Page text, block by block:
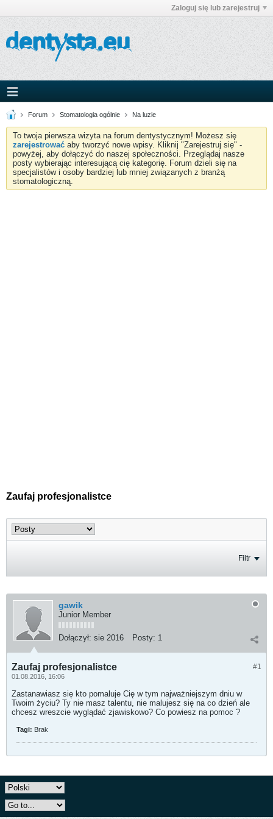
Zaloguj się lub zarejestruj
Forum Stomatologia ogólnie Na luzie
To twoja pierwsza wizyta na forum dentystycznym! Możesz się
zarejestrować aby tworzyć nowe wpisy. Kliknij "Zarejestruj się" -
powyżej, aby dołączyć do naszej społeczności. Przeglądaj nasze
posty wybierając interesującą cię kategorię. Forum dzieli się na
specjalistów i osoby bardziej lub mniej związanych z branżą
stomatologiczną.
Zaufaj profesjonalistce
Filtr
gawik
Junior Member
Dołączył: sie 2016 Posty: 1
#1
Zaufaj profesjonalistce
01.08.2016, 16:06
Zastanawiasz się kto pomaluje Cię w tym najważniejszym dniu w
Twoim życiu? Ty nie masz talentu, nie malujesz się na co dzień ale
chcesz wreszcie wyglądać zjawiskowo? Co powiesz na pomoc ?
Tagi: Brak